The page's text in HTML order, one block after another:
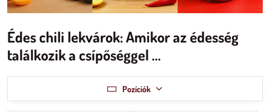
Édes chili lekvárok: Amikor az édesség
találkozik a csípőséggel ...
Pozíciók